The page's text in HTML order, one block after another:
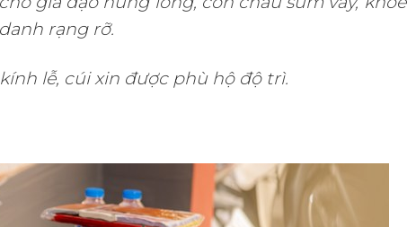
rạng rỡ.
lễ, cúi xin được phù hộ độ trì.